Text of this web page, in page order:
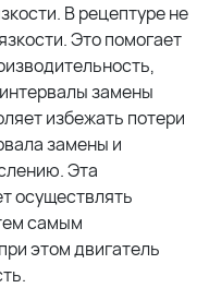
В рецептуре не
Это помогает
замены
избежать потери
замены и
Эта
осуществлять
самым
этом двигатель